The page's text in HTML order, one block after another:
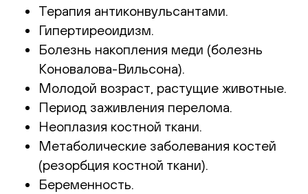
Терапия антиконвульсантами.
Гипертиреоидизм.
Болезнь накопления меди (болезнь
Коновалова-Вильсона).
Молодой возраст, растущие животные.
Период заживления перелома.
Неоплазия костной ткани.
Метаболические заболевания костей
(резорбция костной ткани).
Беременность.